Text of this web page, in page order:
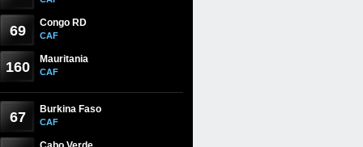
69 Congo RD
CAF
160 Mauritania
CAF
67 Burkina Faso
CAF